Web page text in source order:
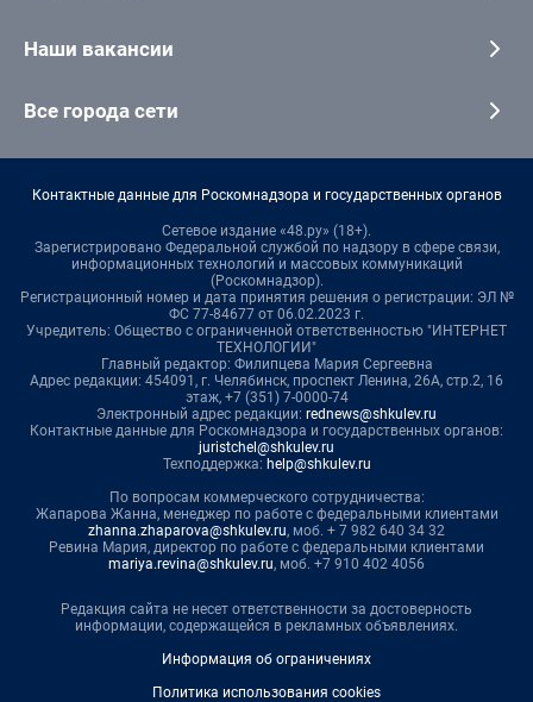
Наши вакансии
Все города сети
Контактные данные для Роскомнадзора и государственных органов
Сетевое издание «48.ру» (18+).
Зарегистрировано Федеральной службой по надзору в сфере связи,
информационных технологий и массовых коммуникаций
(Роскомнадзор).
Регистрационный номер и дата принятия решения о регистрации: ЭЛ №
ФС 77-84677 от 06.02.2023 г.
Учредитель: Общество с ограниченной ответственностью "ИНТЕРНЕТ
ТЕХНОЛОГИИ"
Главный редактор: Филипцева Мария Сергеевна
Адрес редакции: 454091, г. Челябинск, проспект Ленина, 26А, стр.2, 16
этаж, +7 (351) 7-0000-74
Электронный адрес редакции: rednews@shkulev.ru
Контактные данные для Роскомнадзора и государственных органов:
juristchel@shkulev.ru
Техподдержка: help@shkulev.ru
По вопросам коммерческого сотрудничества:
Жапарова Жанна, менеджер по работе с федеральными клиентами
zhanna.zhaparova@shkulev.ru, моб. + 7 982 640 34 32
Ревина Мария, директор по работе с федеральными клиентами
mariya.revina@shkulev.ru, моб. +7 910 402 4056
Редакция сайта не несет ответственности за достоверность
информации, содержащейся в рекламных объявлениях.
Информация об ограничениях
Политика использования cookies